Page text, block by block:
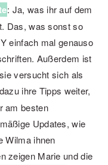
: Ja, was ihr auf dem
Das, was sonst so
einfach mal genauso
Außerdem ist
versucht sich als
ihre Tipps weiter,
am besten
Updates, wie
Wilma ihnen
zeigen Marie und die